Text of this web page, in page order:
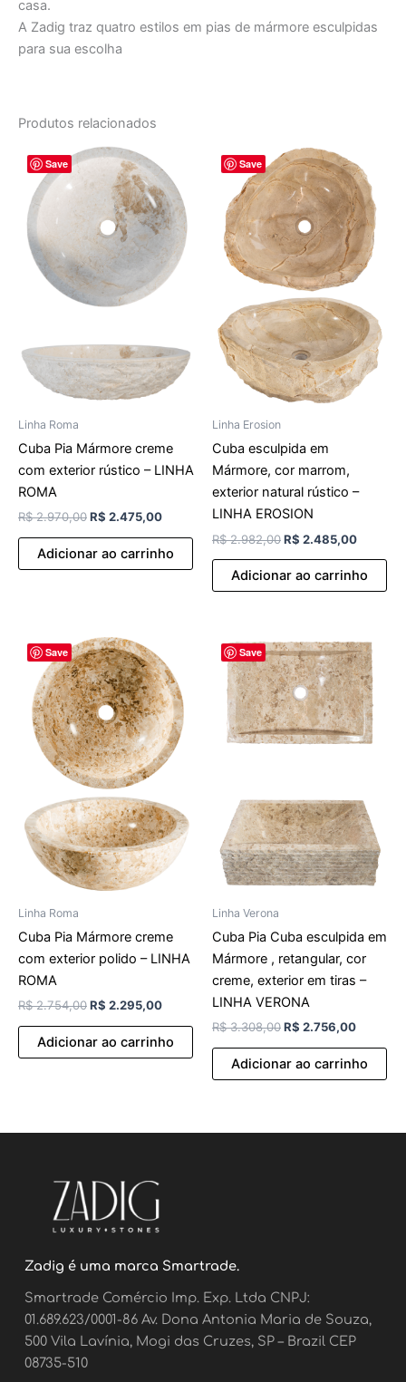
casa.
A Zadig traz quatro estilos em pias de mármore esculpidas
para sua escolha
Produtos relacionados
Save
Linha Roma
Cuba Pia Mármore creme
com exterior rústico – LINHA
ROMA
R$2.970,00
O
preço
original
era:
R$ 2.970,00.
R$ 2.475,00
preço
atual
é:
R$ 2.475,00.
Adicionar ao carrinho
Save
Linha Erosion
Cuba esculpida em
Mármore, cor marrom,
exterior natural rústico –
LINHA EROSION
R$2.982,00
O
preço
original
era:
R$ 2.982,00.
R$ 2.485,00
preço
atual
é:
R$
Adicionar ao carrinho
Save
Linha Roma
Cuba Pia Mármore creme
com exterior polido – LINHA
ROMA
R$2.754,00
O
preço
original
era:
R$ 2.754,00.
R$ 2.295,00
atual
é:
R$ 2.295,00.
Adicionar ao carrinho
Save
Linha Verona
Cuba Pia Cuba esculpida em
Mármore , retangular, cor
creme, exterior em tiras –
LINHA VERONA
R$3.308,00
preço
original
era:
R$ 3.308,00.
R$ 2.756,00
preço
atual
é:
R$
Adicionar ao carrinho
Zadig é uma marca Smartrade.
Smartrade Comércio Imp. Exp. Ltda CNPJ:
01.689.623/0001-86 Av. Dona Antonia Maria de Souza,
500 Vila Lavínia, Mogi das Cruzes, SP – Brazil CEP
08735-510